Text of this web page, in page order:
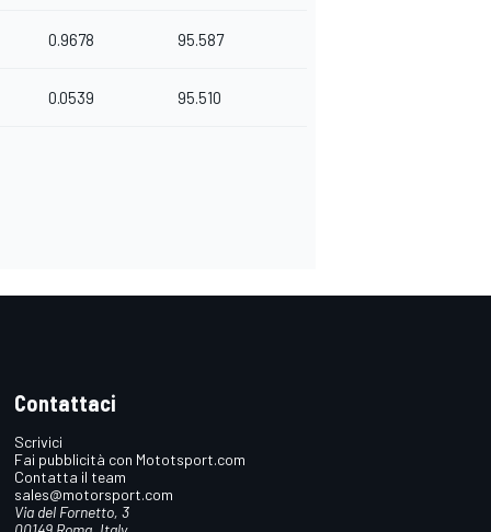
0.9678 95.587
0.0539 95.510
Contattaci
Scrivici
Fai pubblicità con Mototsport.com
Contatta il team
sales@motorsport.com
Via del Fornetto, 3